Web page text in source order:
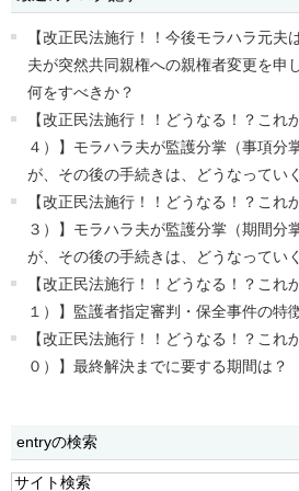
【改正民法施行！！今後モラハラ元夫
夫が突然共同親権への親権者変更を
何をすべきか？
【改正民法施行！！どうなる！？これ
４）】モラハラ夫が監護分掌（事項分
が、その後の手続きは、どうなってい
【改正民法施行！！どうなる！？これ
３）】モラハラ夫が監護分掌（期間分
が、その後の手続きは、どうなってい
【改正民法施行！！どうなる！？これ
１）】監護者指定審判・保全事件の特
【改正民法施行！！どうなる！？これ
０）】最終解決までに要する期間は？
entryの検索